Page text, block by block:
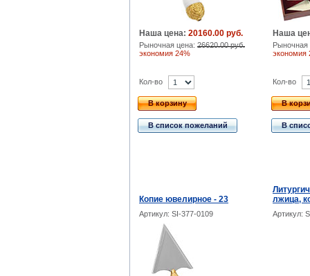
Наша цена: 20160.00 руб.
Рыночная цена: 26620.00 руб.
экономия 24%
Наша
экономия
Кол-во
В корзину
В список пожеланий
Кол-во
В
В
Копие ювелирное - 23
лжица,
Артикул: SI-377-0109 Артикул: